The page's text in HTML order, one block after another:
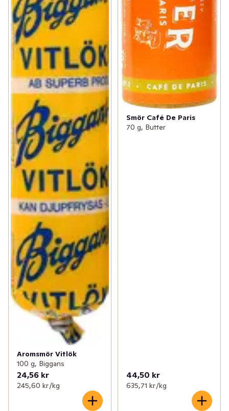
Aromsmör Vitlök
100 g, Biggans
24,56 kr
245,60 kr /kg
Smör Café De Paris
70 g, Butter
44,50 kr
635,71 kr /kg